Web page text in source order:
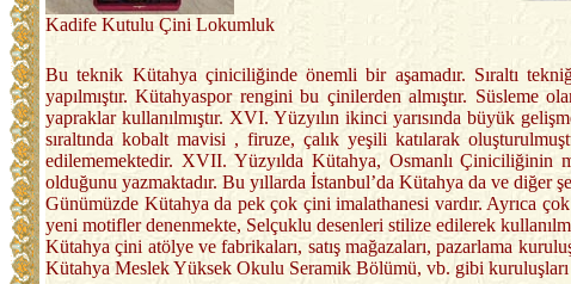
Kadife Kutulu Çini Lokumluk
Bu teknik Kütahya çiniciliğinde önemli bir aşamadır. Sıraltı
yapılmıştır. Kütahyaspor rengini bu çinilerden almıştır.
yapraklar kullanılmıştır. XVI. Yüzyılın ikinci yarısında büyük
sıraltında kobalt mavisi , firuze, çalık yeşili katılarak
edilememektedir. XVII. Yüzyılda Kütahya, Osmanlı Çiniciliğinin
olduğunu yazmaktadır. Bu yıllarda İstanbul’da Kütahya da ve
Günümüzde Kütahya da pek çok çini imalathanesi vardır. Ayrıca
yeni motifler denenmekte, Selçuklu desenleri stilize edilerek
Kütahya çini atölye ve fabrikaları, satış mağazaları, pazarlama
Kütahya Meslek Yüksek Okulu Seramik Bölümü, vb. gibi